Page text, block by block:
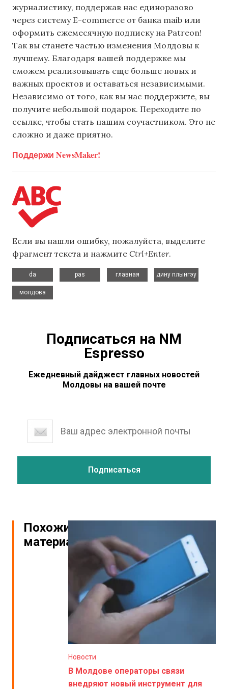
журналистику, поддержав нас единоразово
через систему E-commerce от банка maib или
оформить ежемесячную подписку на Patreon!
Так вы станете частью изменения Молдовы к
лучшему. Благодаря вашей поддержке мы
сможем реализовывать еще больше новых и
важных проектов и оставаться независимыми.
Независимо от того, как вы нас поддержите, вы
получите небольшой подарок. Переходите по
ссылке, чтобы стать нашим соучастником. Это не
сложно и даже приятно.
Поддержи NewsMaker!
Если вы нашли ошибку, пожалуйста, выделите
фрагмент текста и нажмите Ctrl+Enter.
da
pas
главная
дину плынгэу
молдова
Подписаться на NM
Espresso
Ежедневный дайджест главных новостей
Молдовы на вашей почте
Похожие
материалы
Новости
В Молдове операторы связи
внедряют новый инструмент для